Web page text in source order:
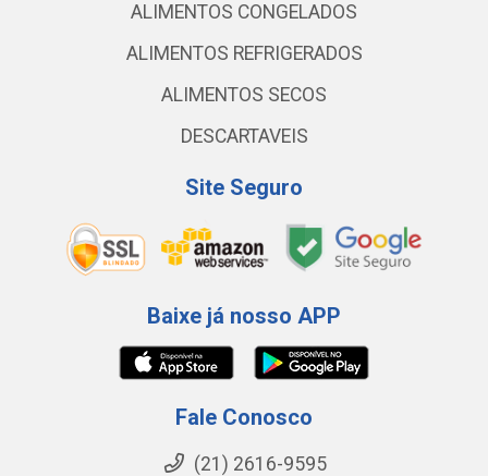
ALIMENTOS CONGELADOS
ALIMENTOS REFRIGERADOS
ALIMENTOS SECOS
DESCARTAVEIS
Site Seguro
Baixe já nosso APP
Fale Conosco
(21) 2616-9595